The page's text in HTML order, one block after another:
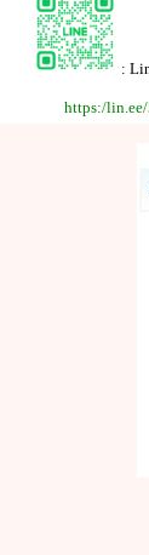
:
https:/